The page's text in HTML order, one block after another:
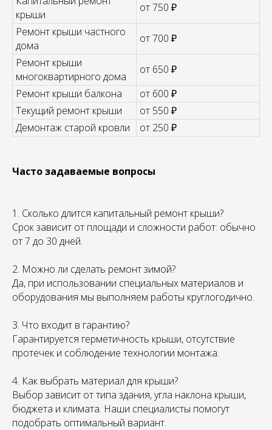
крыши
от 750 ₽
Ремонт крыши частного
дома
от 700 ₽
Ремонт крыши
многоквартирного дома
от 650 ₽
Ремонт крыши балкона
от 600 ₽
Текущий ремонт крыши
от 550 ₽
Демонтаж старой кровли
от 250 ₽
Часто задаваемые вопросы
1. Сколько длится капитальный ремонт крыши?
Срок зависит от площади и сложности работ: обычно
от 7 до 30 дней.
2. Можно ли сделать ремонт зимой?
Да, при использовании специальных материалов и
оборудования мы выполняем работы круглогодично.
3. Что входит в гарантию?
Гарантируется герметичность крыши, отсутствие
протечек и соблюдение технологии монтажа.
4. Как выбрать материал для крыши?
Выбор зависит от типа здания, угла наклона крыши,
бюджета и климата. Наши специалисты помогут
подобрать оптимальный вариант.